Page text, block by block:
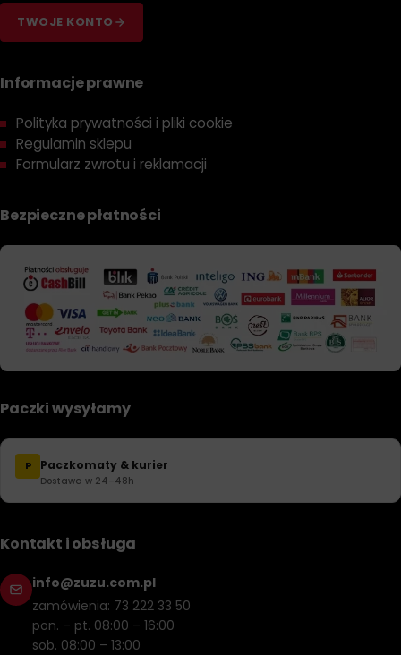
TWOJE KONTO
Informacje prawne
Polityka prywatności i pliki cookie
Regulamin sklepu
Formularz zwrotu i reklamacji
Bezpieczne płatności
Paczki wysyłamy
P Paczkomaty & kurier
Dostawa w 24–48h
Kontakt i obsługa
info@zuzu.com.pl
zamówienia: 73 222 33 50
pon. – pt. 08:00 – 16:00
sob. 08:00 – 13:00